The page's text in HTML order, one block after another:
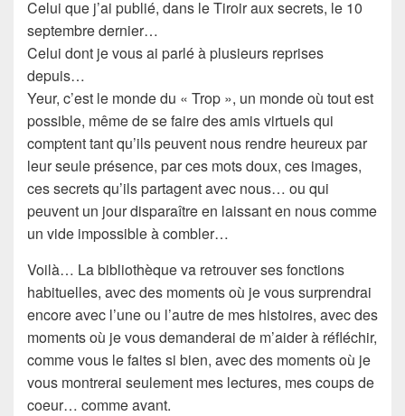
Celui que j’ai publié, dans le Tiroir aux secrets, le 10
septembre dernier…
Celui dont je vous ai parlé à plusieurs reprises
depuis…
Yeur, c’est le monde du « Trop », un monde où tout est
possible, même de se faire desamis virtuelsqui
comptent tant qu’ils peuvent nous rendre heureux par
leur seule présence, par ces mots doux, ces images,
cessecretsqu’ils partagent avec nous… ou qui
peuvent un jourdisparaîtreen laissant en nous comme
un vide impossible à combler…
Voilà… Labibliothèqueva retrouver ses fonctions
habituelles, avec des moments où je vous surprendrai
encore avec l’une ou l’autre de mes histoires, avec des
moments où je vous demanderai de m’aider à réfléchir,
comme vous le faites si bien, avec des moments où je
vous montrerai seulement mes lectures, mes coups de
coeur… comme avant.